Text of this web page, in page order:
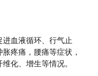
进血液循环、行气止
疼痛，腰痛等症状，
化、增生等情况。